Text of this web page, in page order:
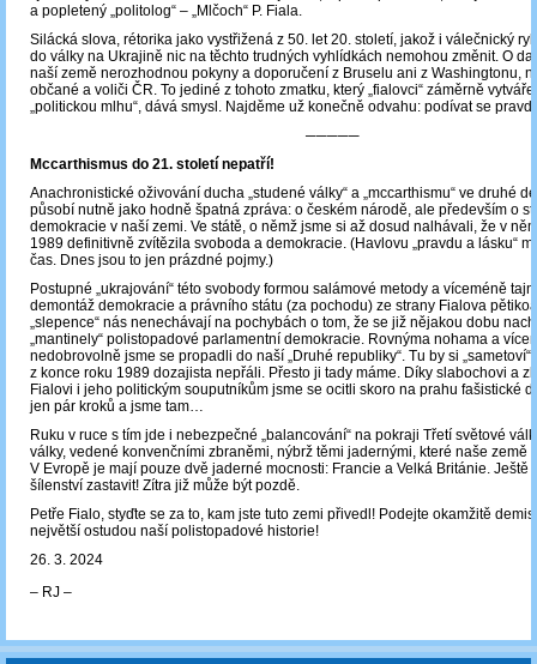
a popletený „politolog“ – „Mlčoch“ P. Fiala.
Silácká slova, rétorika jako vystřižená z 50. let 20. století, jakož i válečnický
do války na Ukrajině nic na těchto trudných vyhlídkách nemohou změnit. O
naší země nerozhodnou pokyny a doporučení z Bruselu ani z Washingtonu,
občané a voliči ČR. To jediné z tohoto zmatku, který „fialovci“ záměrně
„politickou mlhu“, dává smysl. Najděme už konečně odvahu: podívat se
─────
Mccarthismus do 21. století nepatří!
Anachronistické oživování ducha „studené války“ a „mccarthismu“ ve druhé
působí nutně jako hodně špatná zpráva: o českém národě, ale především o
demokracie v naší zemi. Ve státě, o němž jsme si až dosud nalhávali, že v
1989 definitivně zvítězila svoboda a demokracie. (Havlovu „pravdu a lásku“
čas. Dnes jsou to jen prázdné pojmy.)
Postupné „ukrajování“ této svobody formou salámové metody a víceméně
demontáž demokracie a právního státu (za pochodu) ze strany Fialova
„slepence“ nás nenechávají na pochybách o tom, že se již nějakou dobu
„mantinely“ polistopadové parlamentní demokracie. Rovnýma nohama a
nedobrovolně jsme se propadli do naší „Druhé republiky“. Tu by si
z konce roku 1989 dozajista nepřáli. Přesto ji tady máme. Díky slabochovi a
Fialovi i jeho politickým souputníkům jsme se ocitli skoro na prahu fašistické
jen pár kroků a jsme tam…
Ruku v ruce s tím jde i nebezpečné „balancování“ na pokraji Třetí světové
války, vedené konvenčními zbraněmi, nýbrž těmi jadernými, které naše země
V Evropě je mají pouze dvě jaderné mocnosti: Francie a Velká Británie. Ještě
šílenství zastavit! Zítra již může být pozdě.
Petře Fialo, styďte se za to, kam jste tuto zemi přivedl! Podejte okamžitě
největší ostudou naší polistopadové historie!
26. 3. 2024
‒ RJ ‒